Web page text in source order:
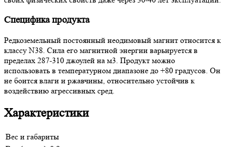
Специфика продукта
Редкоземельный постоянный неодимовый магнит относится к
классу N38. Сила его магнитной энергии варьируется в
пределах 287-310 джоулей на м3. Продукт можно
использовать в температурном диапазоне до +80 градусов. Он
не боится влаги и ржавчины, относительно устойчив к
воздействию агрессивных сред.
Характеристики
Вес и габариты